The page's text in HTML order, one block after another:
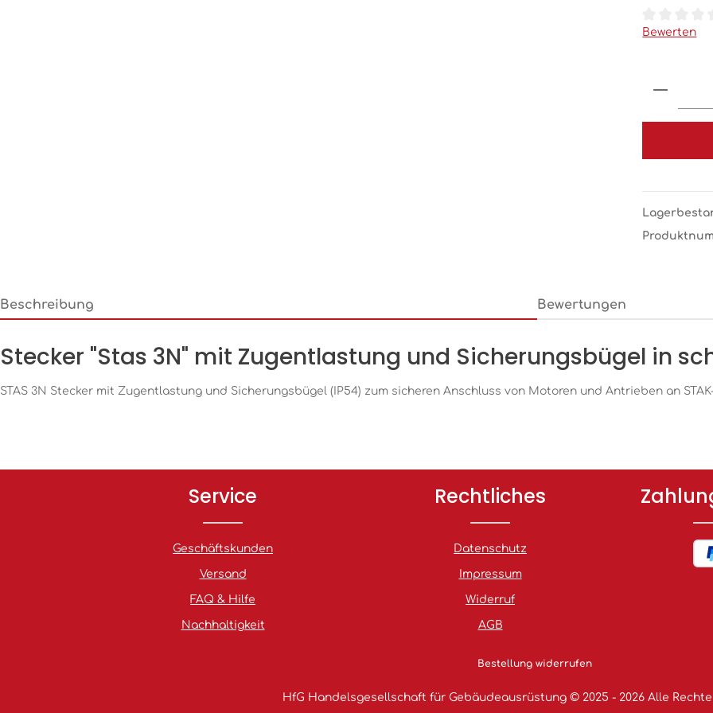
Bewerten
Beschreibung Bewertungen
Stecker "Stas 3N" mit Zugentlastung und Sicherungsbügel in
STAS 3N Stecker mit Zugentlastung und Sicherungsbügel (IP54) zum sicheren Anschluss von Motoren und Antrieben an
Service
Geschäftskunden
Versand
FAQ & Hilfe
Nachhaltigkeit
Rechtliches
Datenschutz
Impressum
Widerruf
AGB
Bestellung widerrufen
HfG Handelsgesellschaft für Gebäudeausrüstung © 2025 - 2026 Alle